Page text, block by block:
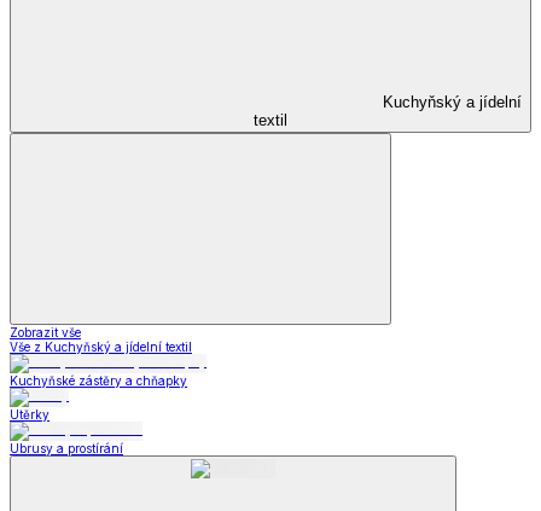
Kuchyňský a jídelní
textil
Zobrazit vše
Vše z Kuchyňský a jídelní textil
Kuchyňské zástěry a chňapky
Utěrky
Ubrusy a prostírání